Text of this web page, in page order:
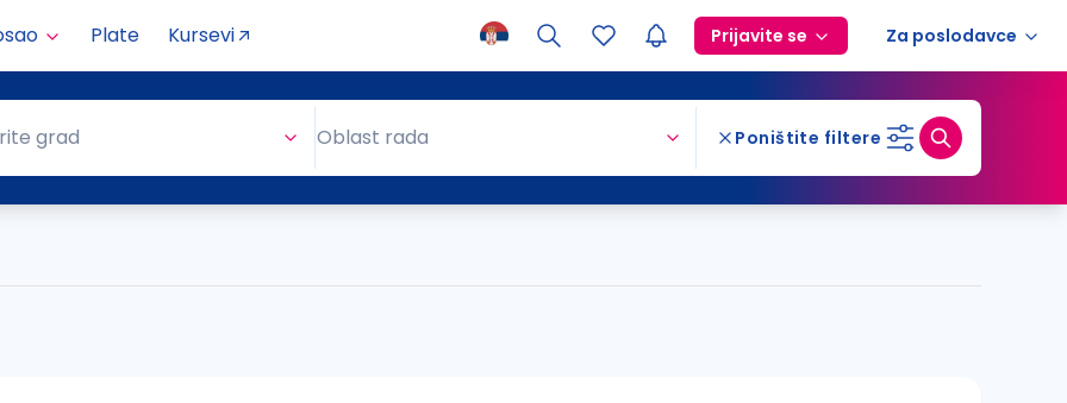
Plate Kursevi Prijavite se Za poslodavce
grad Oblast rada Poništite filtere